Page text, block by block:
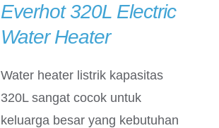
Everhot 320L Electric
Water Heater
Water heater listrik kapasitas
320L sangat cocok untuk
keluarga besar yang kebutuhan